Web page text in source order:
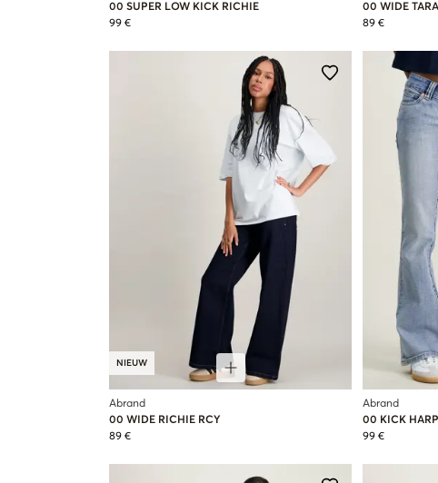
00 SUPER LOW KICK RICHIE
99 €
00 WIDE TARA
89 €
NIEUW
Abrand
00 WIDE RICHIE RCY
89 €
Abrand
00 KICK
99 €